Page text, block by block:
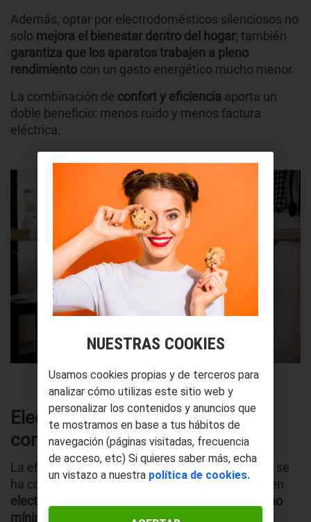
Además, optar por electrodomésticos silenciosos no
solo mejora el bienestar dentro del hogar; también
garantiza que los aparatos trabajen a pleno
rendimiento con un gasto energético mucho menor.
La combinación de confort y eficiencia aporta un
doble beneficio: menos ruido y menos factura
eléctrica.
Electrodomésticos que menos
consumen
La eficiencia energética en el ámbito doméstico se
ha convertido en un criterio determinante. Existen
electrodomésticos que destacan por un consumo
mínimo sin perder prestaciones
NUESTRAS COOKIES
Usamos cookies propias y de terceros para
analizar cómo utilizas este sitio web y
personalizar los contenidos y anuncios que
te mostramos en base a tus hábitos de
navegación (páginas visitadas, frecuencia
de acceso, etc) Si quieres saber más, echa
un vistazo a nuestra política de cookies.